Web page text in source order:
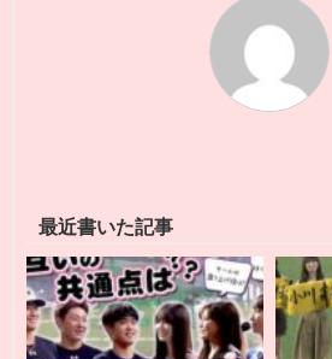
最近書いた記事